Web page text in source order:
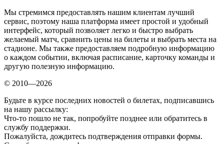
Мы стремимся предоставлять нашим клиентам лучший
сервис, поэтому наша платформа имеет простой и удобный
интерфейс, который позволяет легко и быстро выбрать
желаемый матч, сравнить цены на билеты и выбрать места на
стадионе. Мы также предоставляем подробную информацию
о каждом событии, включая расписание, карточку команды и
другую полезную информацию.
© 2010—2026
Будьте в курсе последних новостей о билетах, подписавшись
на нашу рассылку:
Что-то пошло не так, попробуйте позднее или обратитесь в
службу поддержки.
Пожалуйста, дождитесь подтверждения отправки формы.